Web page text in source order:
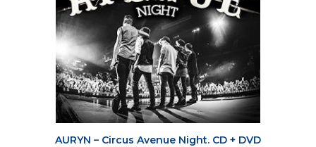
AURYN – Circus Avenue Night. CD + DVD